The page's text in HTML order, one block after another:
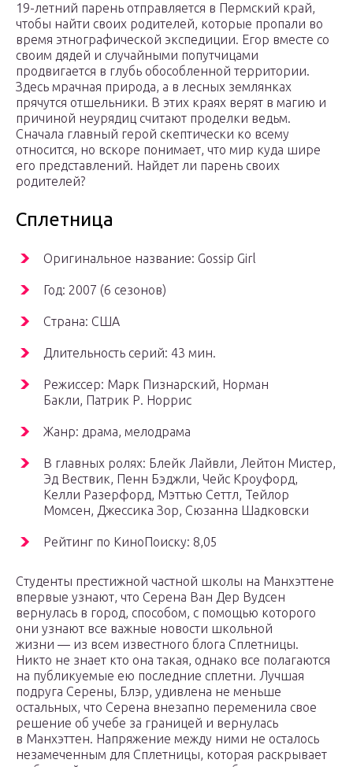
19-летний парень отправляется в Пермский край,
чтобы найти своих родителей, которые пропали во
время этнографической экспедиции. Егор вместе со
своим дядей и случайными попутчицами
продвигается в глубь обособленной территории.
Здесь мрачная природа, а в лесных землянках
прячутся отшельники. В этих краях верят в магию и
причиной неурядиц считают проделки ведьм.
Сначала главный герой скептически ко всему
относится, но вскоре понимает, что мир куда шире
его представлений. Найдет ли парень своих
родителей?
Сплетница
Оригинальное название: Gossip Girl
Год: 2007 (6 сезонов)
Страна: США
Длительность серий: 43 мин.
Режиссер: Марк Пизнарский, Норман
Бакли, Патрик Р. Норрис
Жанр: драма, мелодрама
В главных ролях: Блейк Лайвли, Лейтон Мистер,
Эд Вествик, Пенн Бэджли, Чейс Кроуфорд,
Келли Разерфорд, Мэттью Сеттл, Тейлор
Момсен, Джессика Зор, Сюзанна Шадковски
Рейтинг по КиноПоиску: 8,05
Студенты престижной частной школы на Манхэттене
впервые узнают, что Серена Ван Дер Вудсен
вернулась в город, способом, с помощью которого
они узнают все важные новости школьной
жизни — из всем известного блога Сплетницы.
Никто не знает кто она такая, однако все полагаются
на публикуемые ею последние сплетни. Лучшая
подруга Серены, Блэр, удивлена не меньше
остальных, что Серена внезапно переменила свое
решение об учебе за границей и вернулась
в Манхэттен. Напряжение между ними не осталось
незамеченным для Сплетницы, которая раскрывает